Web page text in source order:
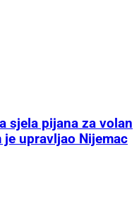
sjela pijana za volan
upravljao Nijemac